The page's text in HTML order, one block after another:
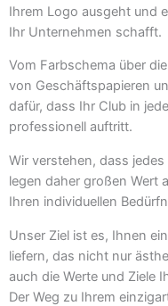
Ihrem Logo ausgeht und
Ihr Unternehmen schafft.
Vom Farbschema über
von Geschäftspapieren
dafür, dass Ihr Club in
professionell auftritt.
Wir verstehen, dass
legen daher großen Wert
Ihren individuellen
Unser Ziel ist es, Ihnen
liefern, das nicht nur
auch die Werte und Ziele
Der Weg zu Ihrem